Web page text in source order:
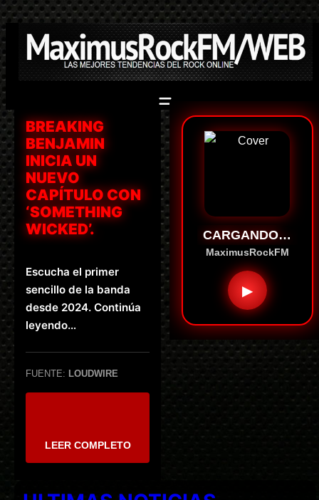
Saltar
al
contenido
BREAKING
BENJAMIN
INICIA UN
NUEVO
CAPÍTULO CON
‘SOMETHING
WICKED’.
Escucha el primer
sencillo de la banda
desde 2024. Continúa
leyendo…
FUENTE: LOUDWIRE
LEER COMPLETO
CARGANDO…
MaximusRockFM
▶